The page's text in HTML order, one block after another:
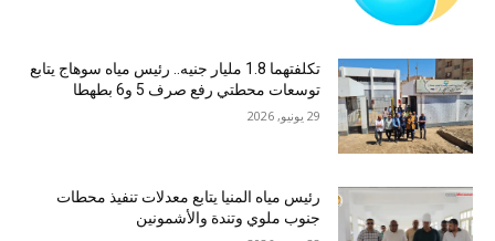
تكلفتهما 1.8 مليار جنيه.. رئيس مياه سوهاج يتابع
توسعات محطتي رفع صرف 5 و6 بطهطا
29 يونيو, 2026
رئيس مياه المنيا يتابع معدلات تنفيذ محطات
جنوب ملوي وتندة والأشمونين